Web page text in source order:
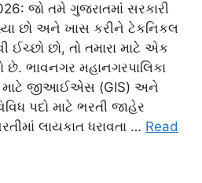
જો તમે ગુજરાતમાં સરકારી
છો અને ખાસ કરીને ટેકનિકલ
ઈચ્છો છો, તો તમારા માટે એક
ભાવનગર મહાનગરપાલિકા
માટે જીઆઈએસ (GIS) અને
પદો માટે ભરતી જાહેર
લાયકાત ધરાવતા … Read